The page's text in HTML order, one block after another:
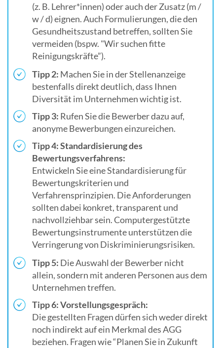
(z. B. Lehrer*innen) oder auch der Zusatz (m /
w / d) eignen. Auch Formulierungen, die den
Gesundheitszustand betreffen, sollten Sie
vermeiden (bspw. "Wir suchen fitte
Reinigungskräfte”).
Tipp 2: Machen Sie in der Stellenanzeige
bestenfalls direkt deutlich, dass Ihnen
Diversität im Unternehmen wichtig ist.
Tipp 3: Rufen Sie die Bewerber dazu auf,
anonyme Bewerbungen einzureichen.
Tipp 4: Standardisierung des
Bewertungsverfahrens:
Entwickeln Sie eine Standardisierung für
Bewertungskriterien und
Verfahrensprinzipien. Die Anforderungen
sollten dabei konkret, transparent und
nachvollziehbar sein. Computergestützte
Bewertungsinstrumente unterstützen die
Verringerung von Diskriminierungsrisiken.
Tipp 5: Die Auswahl der Bewerber nicht
allein, sondern mit anderen Personen aus dem
Unternehmen treffen.
Tipp 6: Vorstellungsgespräch:
Die gestellten Fragen dürfen sich weder direkt
noch indirekt auf ein Merkmal des AGG
beziehen. Fragen wie “Planen Sie in Zukunft